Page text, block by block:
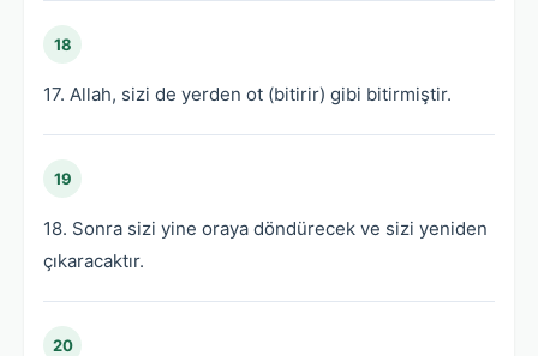
18
17. Allah, sizi de yerden ot (bitirir) gibi bitirmiştir.
19
18. Sonra sizi yine oraya döndürecek ve sizi yeniden
çıkaracaktır.
20